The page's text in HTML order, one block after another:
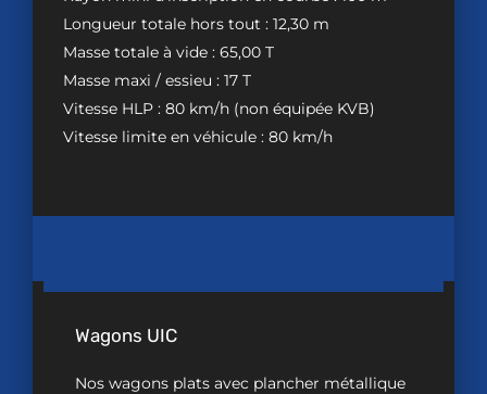
Longueur totale hors tout : 12,30 m
Masse totale à vide : 65,00 T
Masse maxi / essieu : 17 T
Vitesse HLP : 80 km/h (non équipée KVB)
Vitesse limite en véhicule : 80 km/h
Wagons UIC
Nos wagons plats avec plancher métallique